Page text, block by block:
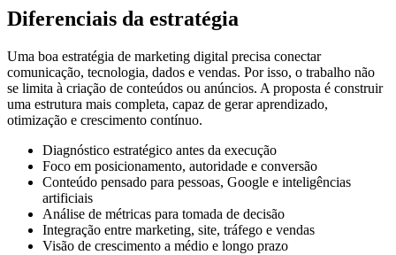
Diferenciais da estratégia
Uma boa estratégia de marketing digital precisa conectar
comunicação, tecnologia, dados e vendas. Por isso, o trabalho não
se limita à criação de conteúdos ou anúncios. A proposta é construir
uma estrutura mais completa, capaz de gerar aprendizado,
otimização e crescimento contínuo.
Diagnóstico estratégico antes da execução
Foco em posicionamento, autoridade e conversão
Conteúdo pensado para pessoas, Google e inteligências
artificiais
Análise de métricas para tomada de decisão
Integração entre marketing, site, tráfego e vendas
Visão de crescimento a médio e longo prazo